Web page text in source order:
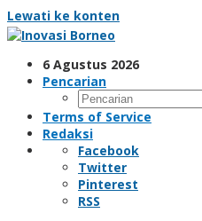
Lewati ke konten
6 Agustus 2026
Pencarian
Terms of Service
Redaksi
Facebook
Twitter
Pinterest
RSS